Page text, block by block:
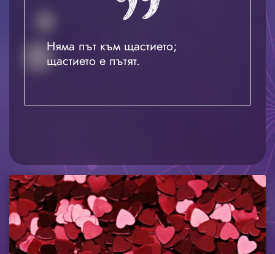
Няма път към щастието;
щастието е пътят.